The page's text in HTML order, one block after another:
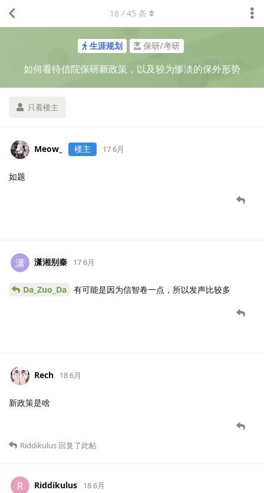
生涯规划 保研/考研
如何看待信院保研新政策，以及较为惨淡的保外形势
只看楼主
18 / 45 条
Meow_ 楼主 17 6月
如题
潇 潇湘别秦 17 6月
Da_Zuo_Da 有可能是因为信智卷一点，所以发声比较多
Rech 18 6月
新政策是啥
Riddikulus 回复了此帖
R Riddikulus 18 6月